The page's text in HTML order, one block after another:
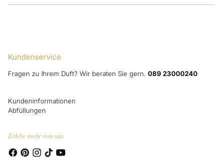
Kundenservice
Fragen zu Ihrem Duft? Wir beraten Sie gern. 089 23000240
Kundeninformationen
Abfüllungen
Erlebe mehr von uns